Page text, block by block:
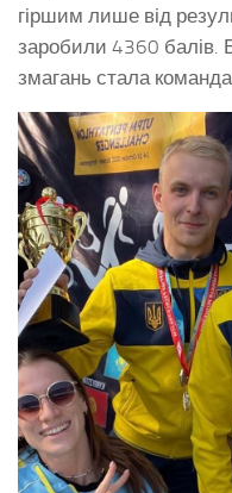
гіршим лише від
заробили 4360 балів.
змагань стала